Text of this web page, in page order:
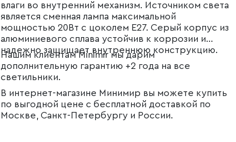
влаги во внутренний механизм. Источником света
является сменная лампа максимальной
мощностью 20Вт с цоколем E27. Серый корпус из
алюминиевого сплава устойчив к коррозии и
надежно защищает внутреннюю конструкцию.
Нашим клиентам Minimir мы дарим
дополнительную гарантию +2 года на все
светильники.
В интернет-магазине Минимир вы можете купить
по выгодной цене с бесплатной доставкой по
Москве, Санкт-Петербургу и России.